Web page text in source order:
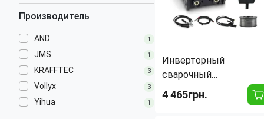
Инверторный
сварочный
полуавтомат JMS
250 3в1 (MIG/MAG /
4 465грн.
Производитель
AND 1
JMS 1
KRAFFTEC 3
Vollyx 3
Yihua 1